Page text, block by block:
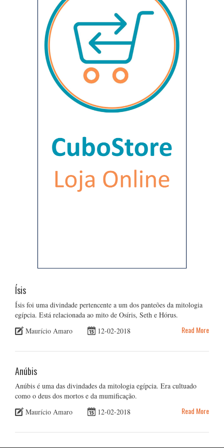
Ísis
Ísis foi uma divindade pertencente a um dos panteões da mitologia
egípcia. Está relacionada ao mito de Osíris, Seth e Hórus.
Maurício Amaro
12-02-2018 Read More
Anúbis
Anúbis é uma das divindades da mitologia egípcia. Era cultuado
como o deus dos mortos e da mumificação.
Maurício Amaro
12-02-2018 Read More